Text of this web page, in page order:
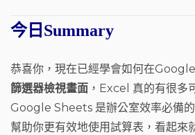
今日Summary
恭喜你，現在已經學會如何在
篩選器檢視畫面 ，Excel 真的有很多
Google Sheets 是辦公室效率必備
幫助你更有效地使用試算表，看起來